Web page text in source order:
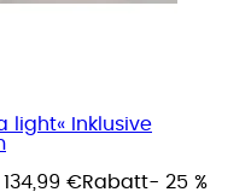
light« Inklusive
134,99 €Rabatt- 25 %